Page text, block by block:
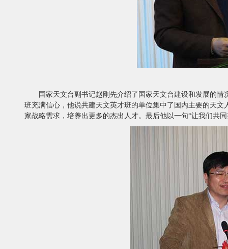
国家天文台副书记赵刚先介绍了国家天文台建设和发展的
班充满信心，他说共建天文英才班的单位集中了国内主要的天
家战略需求，培养出更多的杰出人才。最后他以一句“让我们共